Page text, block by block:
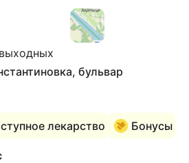
бульвар
лекарство Бонусы